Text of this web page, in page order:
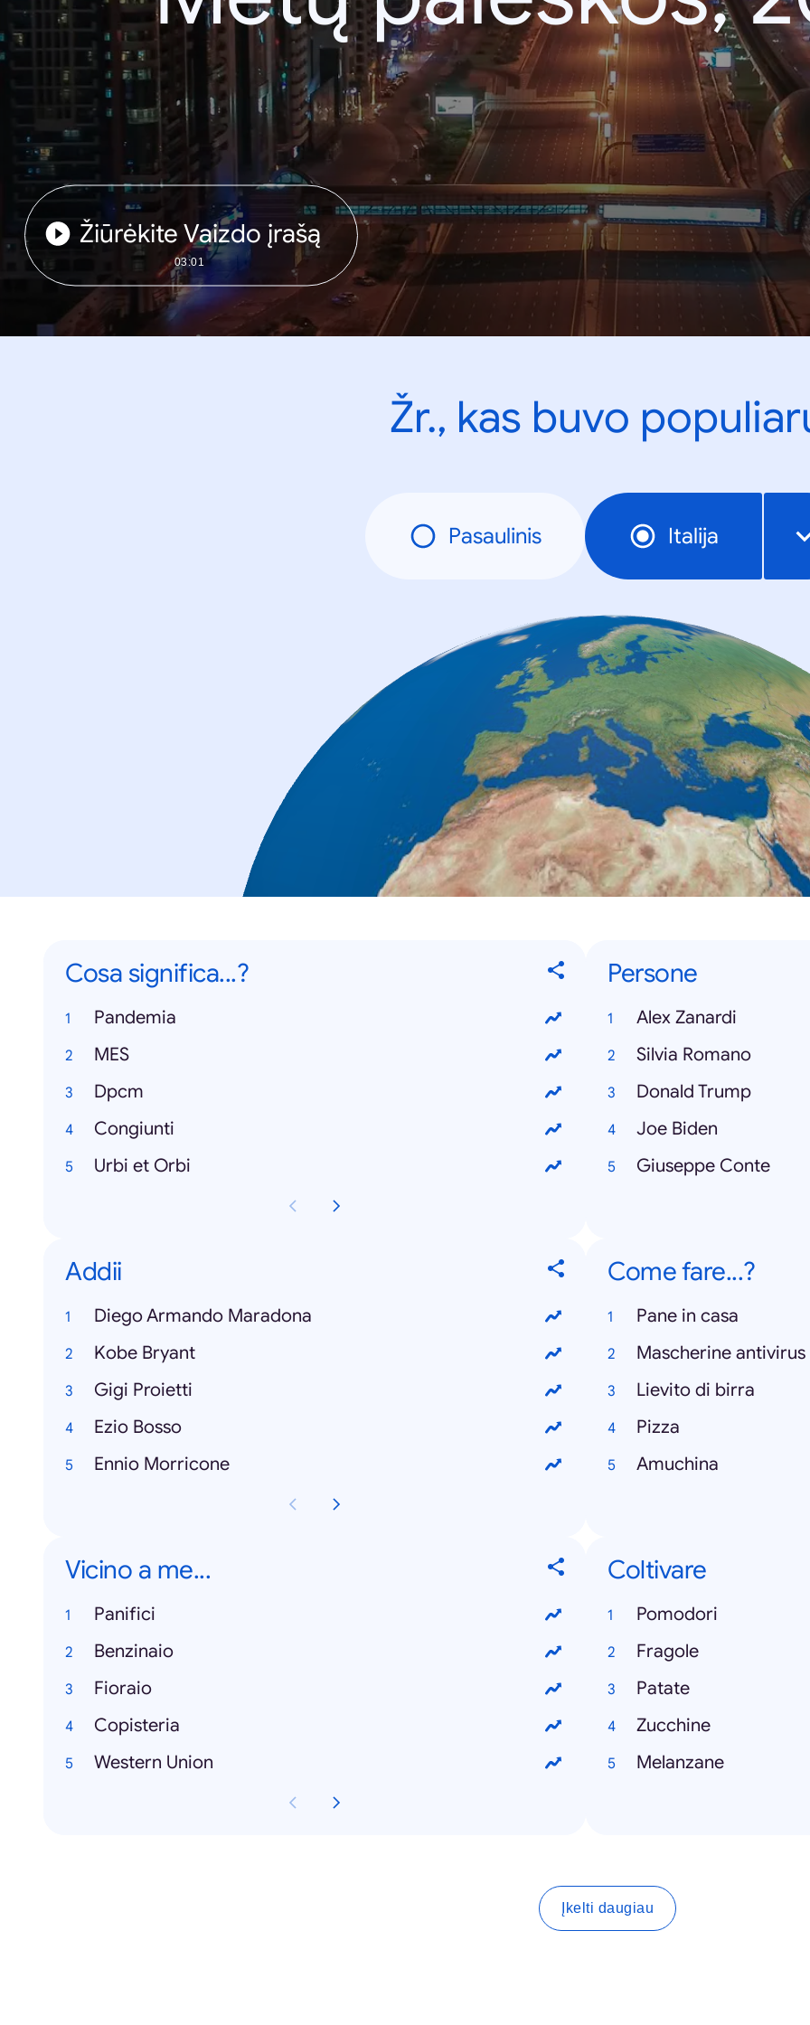
Žiūrėkite Vaizdo įrašą
03:01
Žr., kas buvo
Pasaulinis Italija
Cosa significa...?
Pandemia
MES
Dpcm
Congiunti
Urbi et Orbi
Persone
Alex Zanardi
Silvia Romano
Donald Trump
Joe Biden
Giuseppe Conte
Addii
Diego Armando Maradona
Kobe Bryant
Gigi Proietti
Ezio Bosso
Ennio Morricone
Come fare...?
Pane in casa
Mascherine antivirus
Lievito di birra
Pizza
Amuchina
Vicino a me...
Panifici
Benzinaio
Fioraio
Copisteria
Western Union
Coltivare
Pomodori
Fragole
Patate
Zucchine
Melanzane
Įkelti daugiau